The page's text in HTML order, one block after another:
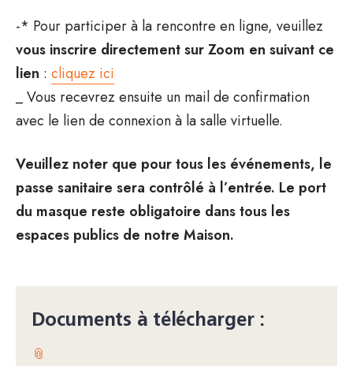
-* Pour participer à la rencontre en ligne, veuillez
vous inscrire directement sur Zoom en suivant ce
lien : cliquez ici
_ Vous recevrez ensuite un mail de confirmation
avec le lien de connexion à la salle virtuelle.
Veuillez noter que pour tous les événements, le
passe sanitaire sera contrôlé à l’entrée. Le port
du masque reste obligatoire dans tous les
espaces publics de notre Maison.
Documents à télécharger :
📎